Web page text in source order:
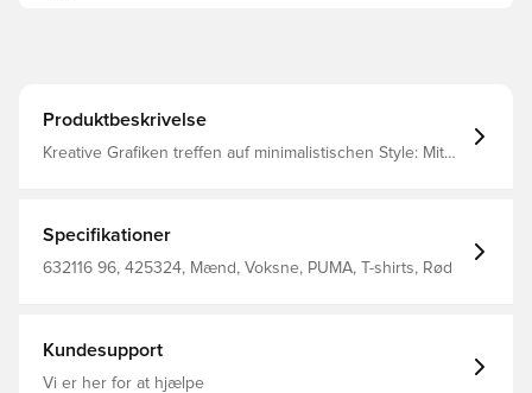
Produktbeskrivelse
Kreative Grafiken treffen auf minimalistischen Style: Mit
du unterwegs bist, diese Grafik-T-Shirt verpassen deinem
Look einen entspannten Coolness-Faktor. Passform:
Relaxed Hauptmaterial: Single Jersey Ausschnitt:
Specifikationer
632116 96, 425324, Mænd, Voksne, PUMA, T-shirts, Rød
Kundesupport
Vi er her for at hjælpe